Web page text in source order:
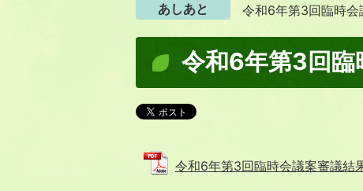
あしあと
令和6年第3回臨時会
令和6年第3回臨
令和6年第3回臨時会議案審議結